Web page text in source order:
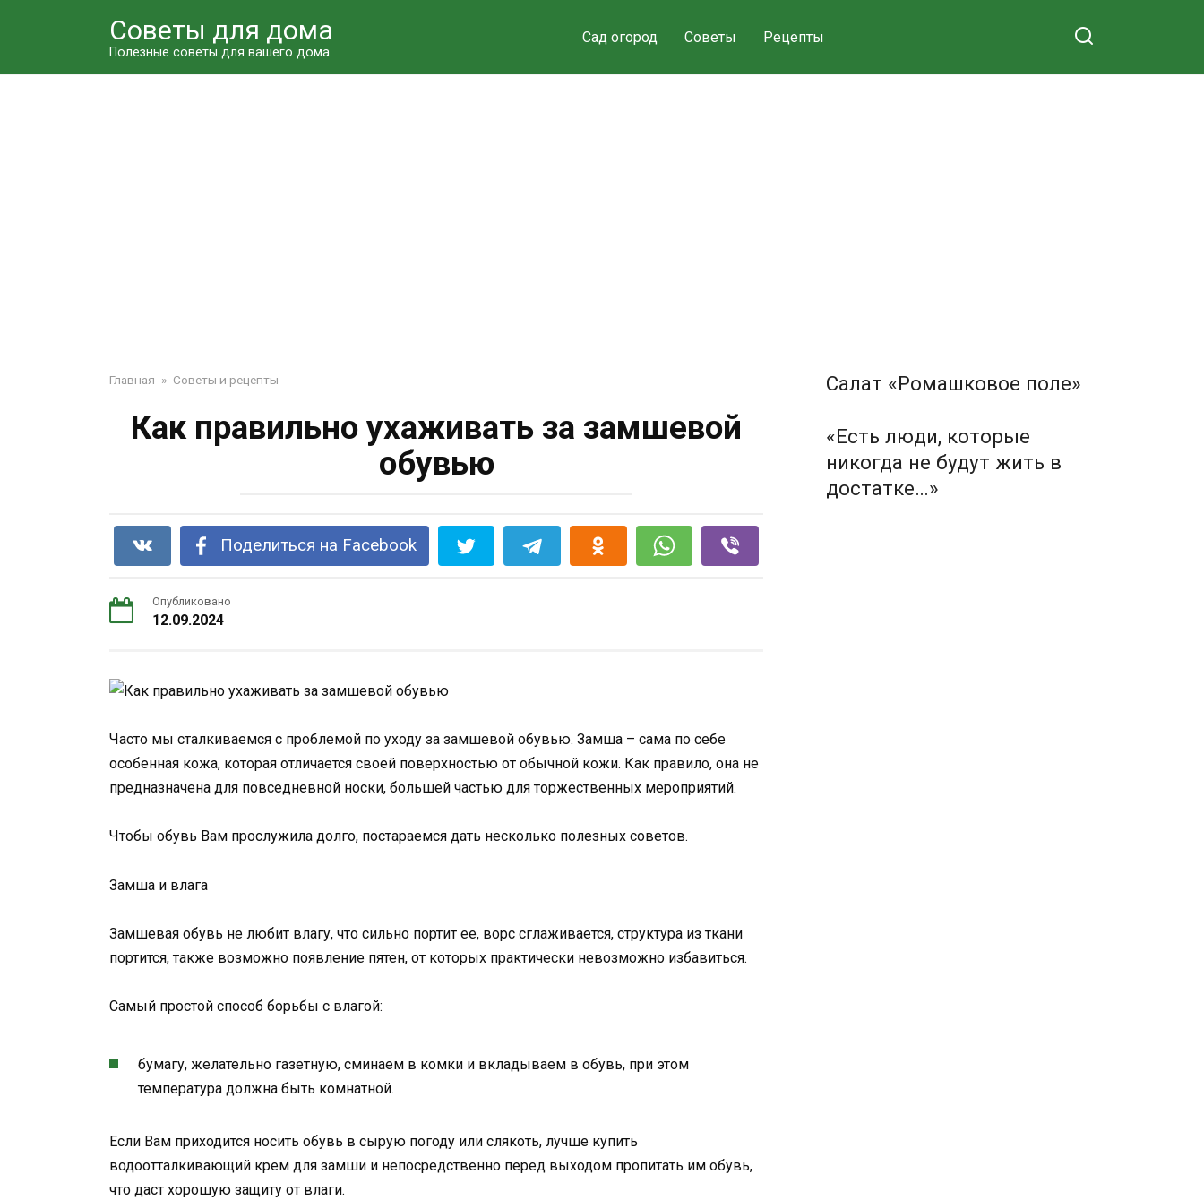
Советы для дома
Полезные советы для вашего дома
Сад огород Советы Рецепты
Главная » Советы и рецепты
Как правильно ухаживать за замшевой
обувью
Поделиться на Facebook
Опубликовано
12.09.2024
Часто мы сталкиваемся с проблемой по уходу за замшевой обувью. Замша – сама по себе
особенная кожа, которая отличается своей поверхностью от обычной кожи. Как правило, она не
предназначена для повседневной носки, большей частью для торжественных мероприятий.
Чтобы обувь Вам прослужила долго, постараемся дать несколько полезных советов.
Замша и влага
Замшевая обувь не любит влагу, что сильно портит ее, ворс сглаживается, структура из ткани
портится, также возможно появление пятен, от которых практически невозможно избавиться.
Самый простой способ борьбы с влагой:
бумагу, желательно газетную, сминаем в комки и вкладываем в обувь, при этом
температура должна быть комнатной.
Если Вам приходится носить обувь в сырую погоду или слякоть, лучше купить
водоотталкивающий крем для замши и непосредственно перед выходом пропитать им обувь,
что даст хорошую защиту от влаги.
Салат «Ромашковое поле»
«Есть люди, которые
никогда не будут жить в
достатке…»